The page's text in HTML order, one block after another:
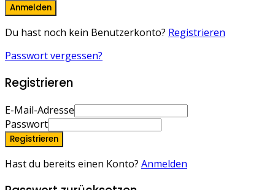
Anmelden
Du hast noch kein Benutzerkonto? Registrieren
Passwort vergessen?
Registrieren
E-Mail-Adresse
Passwort
Registrieren
Hast du bereits einen Konto? Anmelden